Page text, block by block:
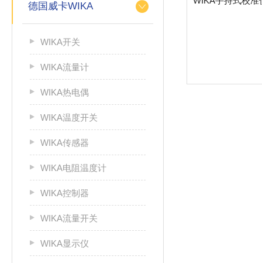
德国威卡WIKA
WIKA开关
WIKA流量计
WIKA热电偶
WIKA温度开关
WIKA传感器
WIKA电阻温度计
WIKA控制器
WIKA流量开关
WIKA显示仪